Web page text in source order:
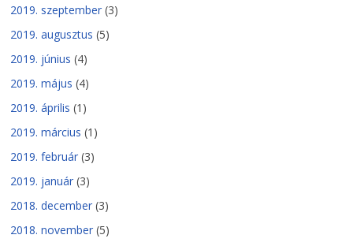
2019. szeptember (3)
2019. augusztus (5)
2019. június (4)
2019. május (4)
2019. április (1)
2019. március (1)
2019. február (3)
2019. január (3)
2018. december (3)
2018. november (5)